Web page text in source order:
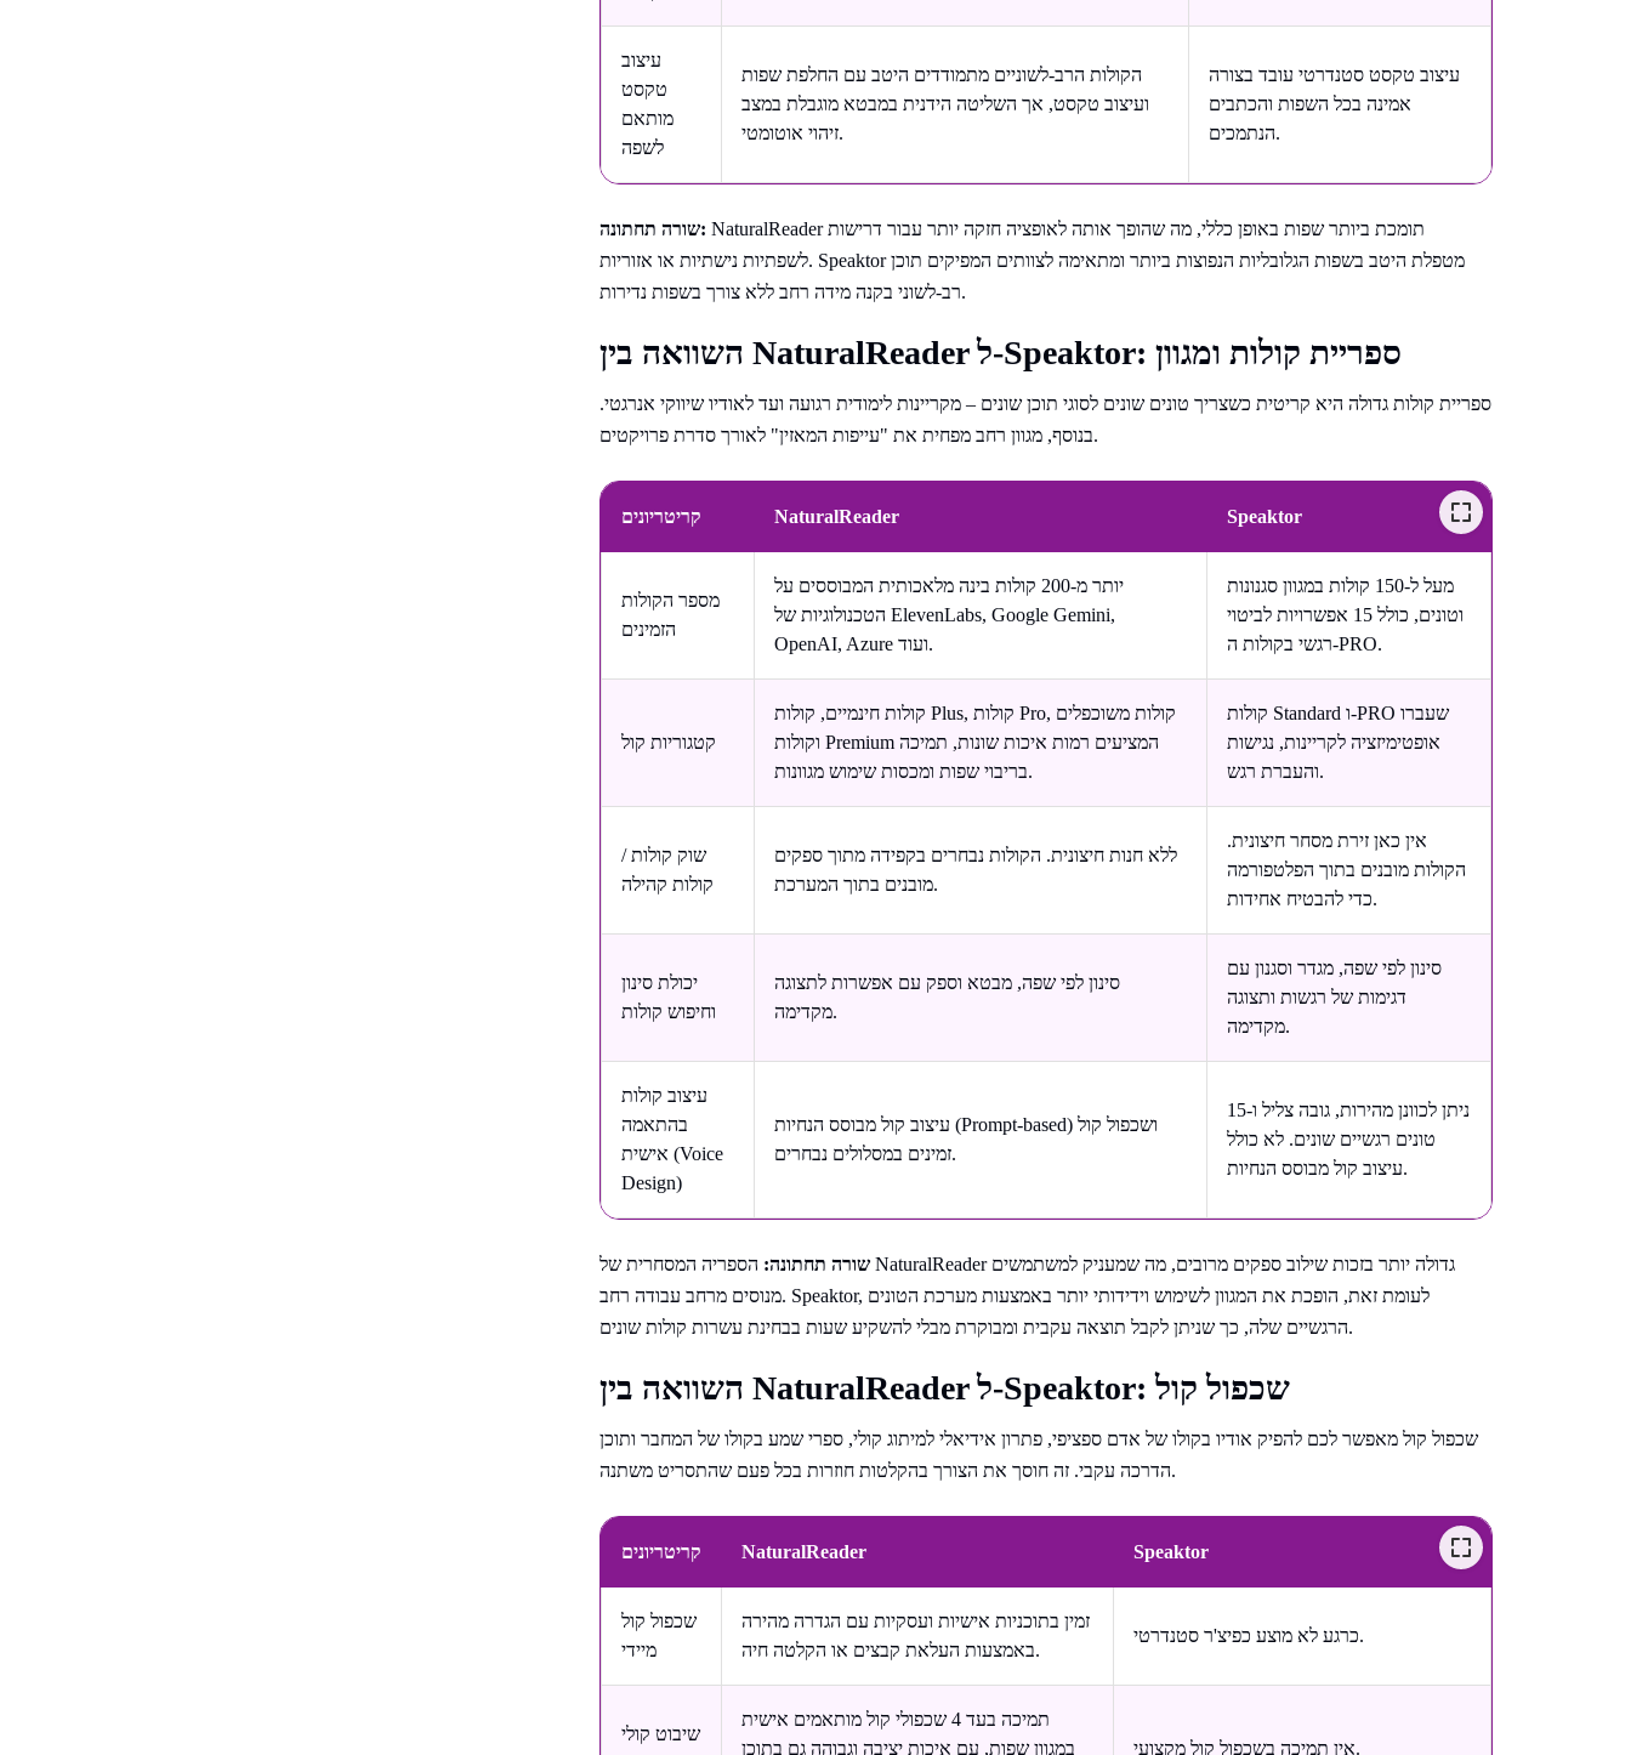
עיצוב
טקסט
מותאם
לשפה
הקולות הרב-לשוניים מתמודדים היטב עם החלפת שפות
ועיצוב טקסט, אך השליטה הידנית במבטא מוגבלת במצב
זיהוי אוטומטי.
עיצוב טקסט סטנדרטי עובד בצורה
אמינה בכל השפות והכתבים
הנתמכים.
שורה תחתונה: NaturalReader תומכת ביותר שפות באופן כללי, מה שהופך אותה לאופציה חזקה יותר עבור דרישות
לשפתיות נישתיות או אזוריות. Speaktor מטפלת היטב בשפות הגלובליות הנפוצות ביותר ומתאימה לצוותים המפיקים תוכן
רב-לשוני בקנה מידה רחב ללא צורך בשפות נדירות.
השוואה בין NaturalReader ל-Speaktor: ספריית קולות ומגוון
ספריית קולות גדולה היא קריטית כשצריך טונים שונים לסוגי תוכן שונים – מקריינות לימודית רגועה ועד לאודיו שיווקי אנרגטי.
בנוסף, מגוון רחב מפחית את "עייפות המאזין" לאורך סדרת פרויקטים.
קריטריונים NaturalReader Speaktor
מספר הקולות
הזמינים
יותר מ-200 קולות בינה מלאכותית המבוססים על
הטכנולוגיות של ElevenLabs, Google Gemini,
OpenAI, Azure ועוד.
מעל ל-150 קולות במגוון סגנונות
וטונים, כולל 15 אפשרויות לביטוי
רגשי בקולות ה-PRO.
קטגוריות קול
קולות חינמיים, קולות Plus, קולות Pro, קולות משוכפלים
וקולות Premium המציעים רמות איכות שונות, תמיכה
בריבוי שפות ומכסות שימוש מגוונות.
קולות Standard ו-PRO שעברו
אופטימיזציה לקריינות, נגישות
והעברת רגש.
שוק קולות /
קולות קהילה
ללא חנות חיצונית. הקולות נבחרים בקפידה מתוך ספקים
מובנים בתוך המערכת.
אין כאן זירת מסחר חיצונית.
הקולות מובנים בתוך הפלטפורמה
כדי להבטיח אחידות.
יכולת סינון
וחיפוש קולות
סינון לפי שפה, מבטא וספק עם אפשרות לתצוגה
מקדימה.
סינון לפי שפה, מגדר וסגנון עם
דגימות של רגשות ותצוגה
מקדימה.
עיצוב קולות
בהתאמה
אישית (Voice
Design)
עיצוב קול מבוסס הנחיות (Prompt-based) ושכפול קול
זמינים במסלולים נבחרים.
ניתן לכוונן מהירות, גובה צליל ו-15
טונים רגשיים שונים. לא כולל
עיצוב קול מבוסס הנחיות.
שורה תחתונה: הספריה המסחרית של NaturalReader גדולה יותר בזכות שילוב ספקים מרובים, מה שמעניק למשתמשים
מנוסים מרחב עבודה רחב. Speaktor, לעומת זאת, הופכת את המגוון לשימוש וידידותי יותר באמצעות מערכת הטונים
הרגשיים שלה, כך שניתן לקבל תוצאה עקבית ומבוקרת מבלי להשקיע שעות בבחינת עשרות קולות שונים.
השוואה בין NaturalReader ל-Speaktor: שכפול קול
שכפול קול מאפשר לכם להפיק אודיו בקולו של אדם ספציפי, פתרון אידיאלי למיתוג קולי, ספרי שמע בקולו של המחבר ותוכן
הדרכה עקבי. זה חוסך את הצורך בהקלטות חוזרות בכל פעם שהתסריט משתנה.
קריטריונים NaturalReader Speaktor
שכפול קול
מיידי
זמין בתוכניות אישיות ועסקיות עם הגדרה מהירה
באמצעות העלאת קבצים או הקלטה חיה.
כרגע לא מוצע כפיצ'ר סטנדרטי.
שיבוט קולי
תמיכה בעד 4 שכפולי קול מותאמים אישית
במגוון שפות, עם איכות יציבה וגבוהה גם בתוכן
אין תמיכה בשכפול קול מקצועי.